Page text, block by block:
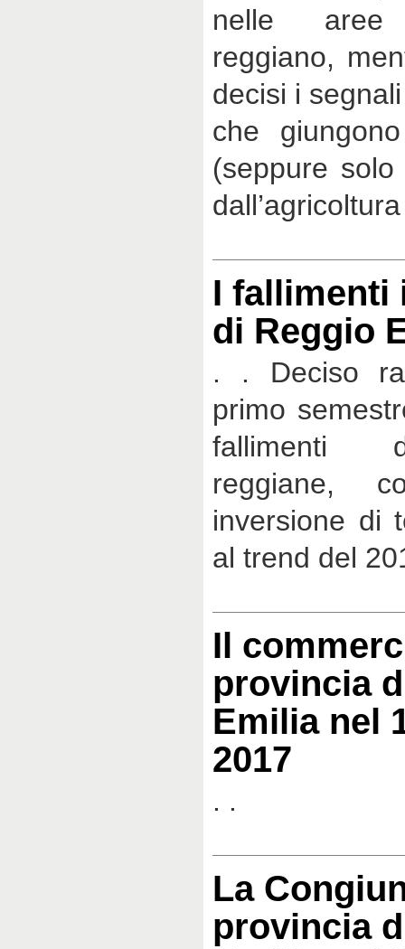
nelle aree
reggiano,
decisi i
che
(seppure
I fallimenti
di Reggio
. . Deciso
primo
fallimenti
reggiane,
inversione di
al trend del
Il
provincia
Emilia nel
2017
. .
La
provincia